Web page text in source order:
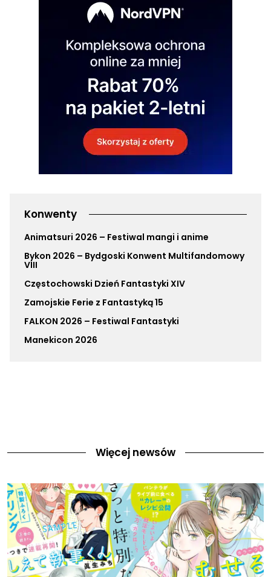
Konwenty
Animatsuri 2026 – Festiwal mangi i anime
Bykon 2026 – Bydgoski Konwent Multifandomowy
VIII
Częstochowski Dzień Fantastyki XIV
Zamojskie Ferie z Fantastyką 15
FALKON 2026 – Festiwal Fantastyki
Manekicon 2026
Więcej newsów